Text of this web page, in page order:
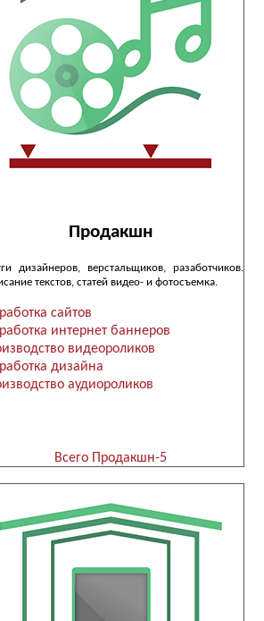
Продакшн
дизайнеров, верстальщиков, разаботчиков.
текстов, статей видео- и фотосъемка.
сайтов
интернет баннеров
видеороликов
дизайна
аудиороликов
Всего Продакшн-5